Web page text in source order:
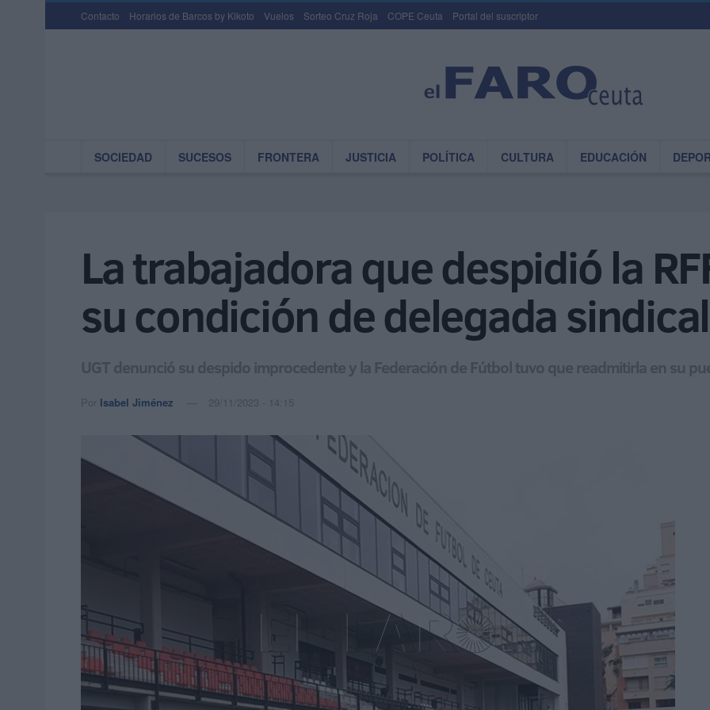
Contacto Horarios de Barcos by Kikoto Vuelos Sorteo Cruz Roja COPE Ceuta Portal del suscriptor
SOCIEDAD SUCESOS FRONTERA JUSTICIA POLÍTICA CULTURA EDUCACIÓN
La trabajadora que despidió la
su condición de delegada sindical
UGT denunció su despido improcedente y la Federación de Fútbol tuvo que readmitirla en su
Por Isabel Jiménez 29/11/2023 - 14:15